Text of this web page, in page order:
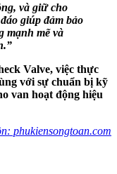
và giữ cho
giúp đảm bảo
mạnh mẽ và
Valve, việc thực
với sự chuẩn bị kỹ
van hoạt động hiệu
phukiensongtoan.com